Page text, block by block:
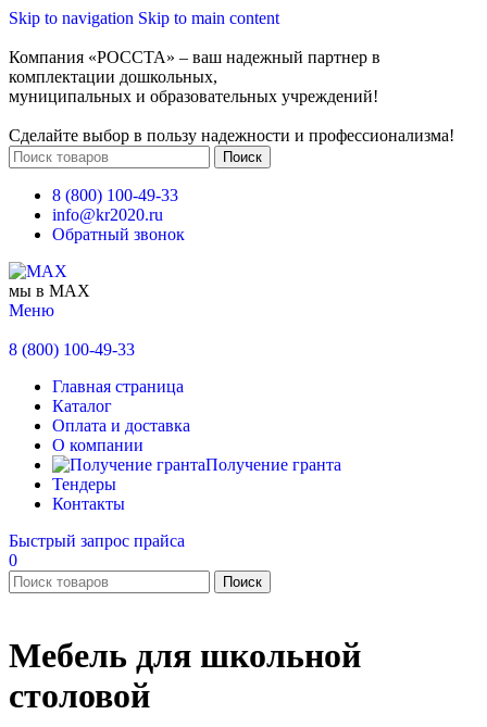
Skip to navigation Skip to main content
Компания «РОССТА» – ваш надежный партнер в
комплектации дошкольных,
муниципальных и образовательных учреждений!
Сделайте выбор в пользу надежности и профессионализма!
Поиск
8 (800) 100-49-33
info@kr2020.ru
Обратный звонок
мы в MAX
Меню
8 (800) 100-49-33
Главная страница
Каталог
Оплата и доставка
О компании
Получение гранта
Тендеры
Контакты
Быстрый запрос прайса
0
Поиск
Мебель для школьной
столовой